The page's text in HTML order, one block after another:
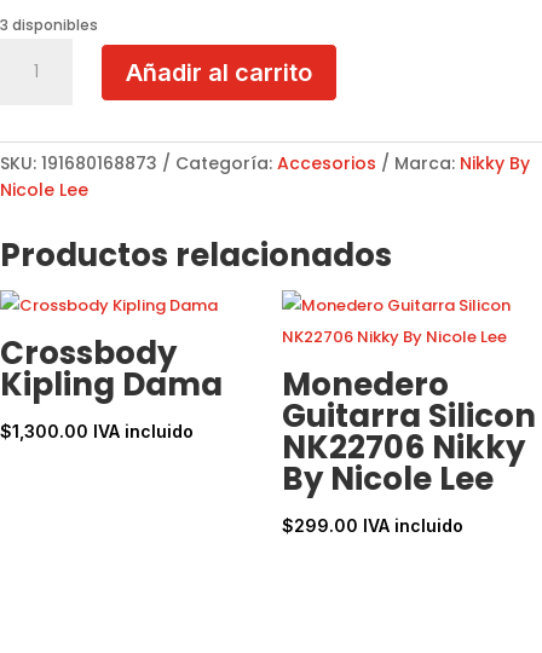
3 disponibles
Cruzado
Con
Cartera
Nostalgia
cantidad
Añadir al carrito
SKU: 191680168873 Categoría: Accesorios Marca: Nikky By
Nicole Lee
Productos relacionados
Crossbody
Kipling Dama
$1,300.00 IVA incluido
Monedero
Guitarra Silicon
NK22706 Nikky
By Nicole Lee
$299.00 IVA incluido